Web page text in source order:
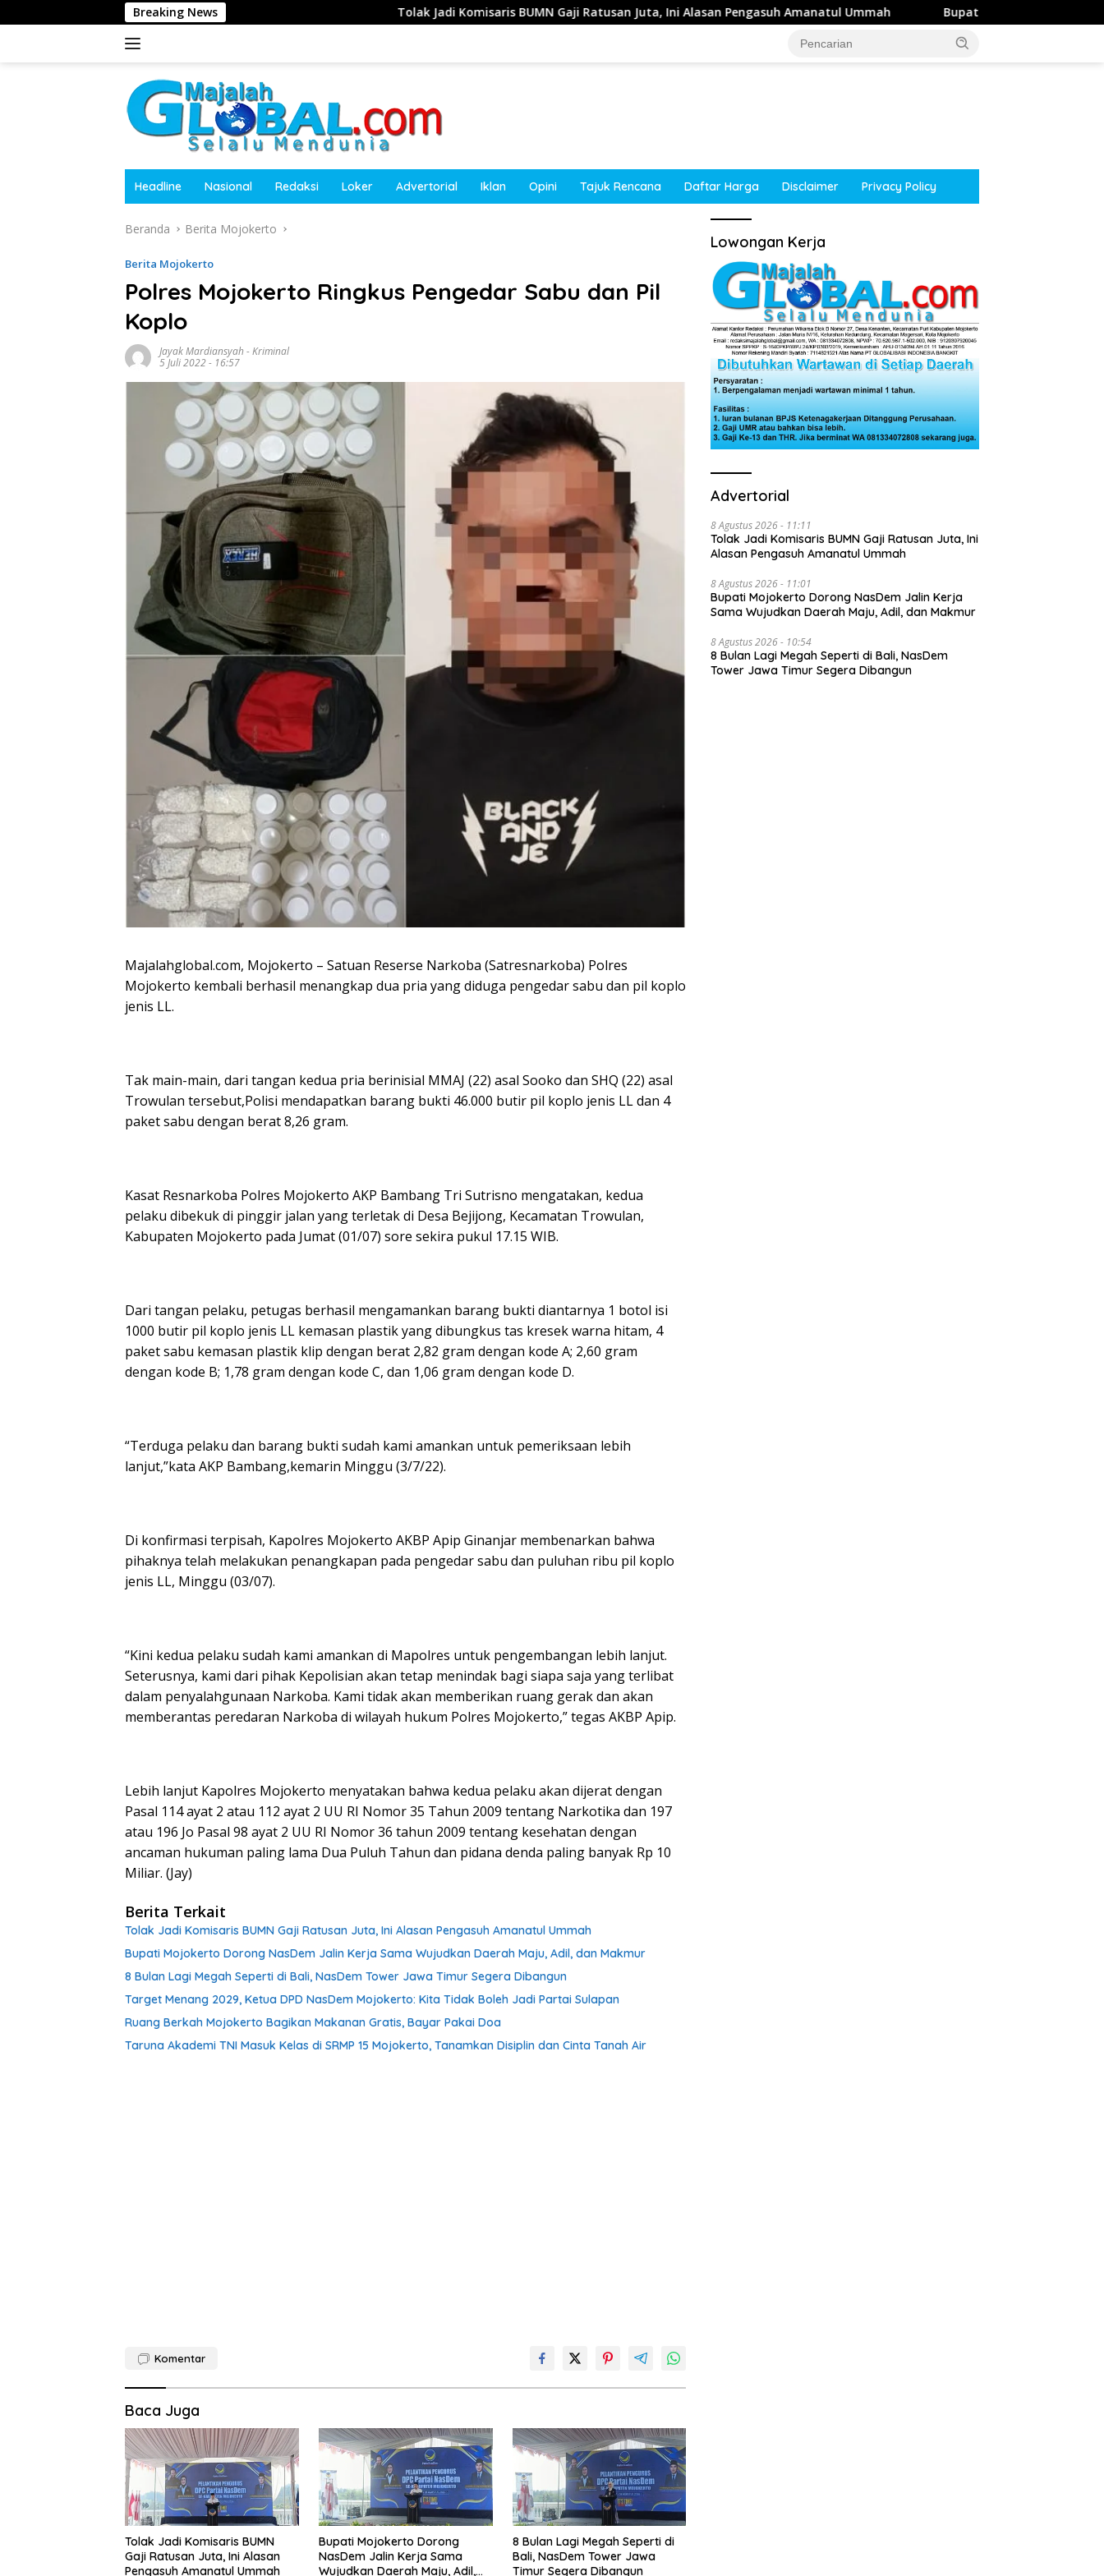
ke
Breaking News Tolak Jadi Komisaris BUMN Gaji Ratusan Juta, Ini Alasan Pengasuh Amanatul Ummah Bupati Mojokerto Dorong NasDem Jalin Kerja
Headline Nasional Redaksi Loker Advertorial Iklan Opini Tajuk Rencana Daftar Harga Disclaimer Privacy Policy
Beranda Berita Mojokerto
Berita Mojokerto
Polres Mojokerto Ringkus Pengedar Sabu dan Pil
Koplo
Jayak Mardiansyah -Kriminal
5 Juli 2022 - 16:57
Majalahglobal.com, Mojokerto – Satuan Reserse Narkoba (Satresnarkoba) Polres
Mojokerto kembali berhasil menangkap dua pria yang diduga pengedar sabu dan pil koplo
jenis LL.
Tak main-main, dari tangan kedua pria berinisial MMAJ (22) asal Sooko dan SHQ (22) asal
Trowulan tersebut,Polisi mendapatkan barang bukti 46.000 butir pil koplo jenis LL dan 4
paket sabu dengan berat 8,26 gram.
Kasat Resnarkoba Polres Mojokerto AKP Bambang Tri Sutrisno mengatakan, kedua
pelaku dibekuk di pinggir jalan yang terletak di Desa Bejijong, Kecamatan Trowulan,
Kabupaten Mojokerto pada Jumat (01/07) sore sekira pukul 17.15 WIB.
Dari tangan pelaku, petugas berhasil mengamankan barang bukti diantarnya 1 botol isi
1000 butir pil koplo jenis LL kemasan plastik yang dibungkus tas kresek warna hitam, 4
paket sabu kemasan plastik klip dengan berat 2,82 gram dengan kode A; 2,60 gram
dengan kode B; 1,78 gram dengan kode C, dan 1,06 gram dengan kode D.
“Terduga pelaku dan barang bukti sudah kami amankan untuk pemeriksaan lebih
lanjut,”kata AKP Bambang,kemarin Minggu (3/7/22).
Di konfirmasi terpisah, Kapolres Mojokerto AKBP Apip Ginanjar membenarkan bahwa
pihaknya telah melakukan penangkapan pada pengedar sabu dan puluhan ribu pil koplo
jenis LL, Minggu (03/07).
“Kini kedua pelaku sudah kami amankan di Mapolres untuk pengembangan lebih lanjut.
Seterusnya, kami dari pihak Kepolisian akan tetap menindak bagi siapa saja yang terlibat
dalam penyalahgunaan Narkoba. Kami tidak akan memberikan ruang gerak dan akan
memberantas peredaran Narkoba di wilayah hukum Polres Mojokerto,” tegas AKBP Apip.
Lebih lanjut Kapolres Mojokerto menyatakan bahwa kedua pelaku akan dijerat dengan
Pasal 114 ayat 2 atau 112 ayat 2 UU RI Nomor 35 Tahun 2009 tentang Narkotika dan 197
atau 196 Jo Pasal 98 ayat 2 UU RI Nomor 36 tahun 2009 tentang kesehatan dengan
ancaman hukuman paling lama Dua Puluh Tahun dan pidana denda paling banyak Rp 10
Miliar. (Jay)
Berita Terkait
Tolak Jadi Komisaris BUMN Gaji Ratusan Juta, Ini Alasan Pengasuh Amanatul Ummah
Bupati Mojokerto Dorong NasDem Jalin Kerja Sama Wujudkan Daerah Maju, Adil, dan Makmur
8 Bulan Lagi Megah Seperti di Bali, NasDem Tower Jawa Timur Segera Dibangun
Target Menang 2029, Ketua DPD NasDem Mojokerto: Kita Tidak Boleh Jadi Partai Sulapan
Ruang Berkah Mojokerto Bagikan Makanan Gratis, Bayar Pakai Doa
Taruna Akademi TNI Masuk Kelas di SRMP 15 Mojokerto, Tanamkan Disiplin dan Cinta Tanah Air
Komentar
Baca Juga
Tolak Jadi Komisaris BUMN
Gaji Ratusan Juta, Ini Alasan
Pengasuh Amanatul Ummah
Bupati Mojokerto Dorong
NasDem Jalin Kerja Sama
Wujudkan Daerah Maju, Adil,
8 Bulan Lagi Megah Seperti di
Bali, NasDem Tower Jawa
Timur Segera Dibangun
Lowongan Kerja
Advertorial
8 Agustus 2026 - 11:11
Tolak Jadi Komisaris BUMN Gaji Ratusan Juta, Ini
Alasan Pengasuh Amanatul Ummah
8 Agustus 2026 - 11:01
Bupati Mojokerto Dorong NasDem Jalin Kerja
Sama Wujudkan Daerah Maju, Adil, dan Makmur
8 Agustus 2026 - 10:54
8 Bulan Lagi Megah Seperti di Bali, NasDem
Tower Jawa Timur Segera Dibangun